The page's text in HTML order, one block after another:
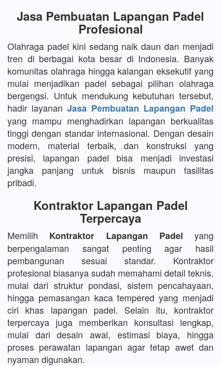
Jasa Pembuatan Lapangan Padel
Profesional
Olahraga padel kini sedang naik daun dan menjadi
tren di berbagai kota besar di Indonesia. Banyak
komunitas olahraga hingga kalangan eksekutif yang
mulai menjadikan padel sebagai pilihan olahraga
bergengsi. Untuk mendukung kebutuhan tersebut,
hadir layanan Jasa Pembuatan Lapangan Padel
yang mampu menghadirkan lapangan berkualitas
tinggi dengan standar internasional. Dengan desain
modern, material terbaik, dan konstruksi yang
presisi, lapangan padel bisa menjadi investasi
jangka panjang untuk bisnis maupun fasilitas
pribadi.
Kontraktor Lapangan Padel
Terpercaya
Memilih Kontraktor Lapangan Padel yang
berpengalaman sangat penting agar hasil
pembangunan sesuai standar. Kontraktor
profesional biasanya sudah memahami detail teknis,
mulai dari struktur pondasi, sistem pencahayaan,
hingga pemasangan kaca tempered yang menjadi
ciri khas lapangan padel. Selain itu, kontraktor
terpercaya juga memberikan konsultasi lengkap,
mulai dari desain awal, estimasi biaya, hingga
proses perawatan lapangan agar tetap awet dan
nyaman digunakan.